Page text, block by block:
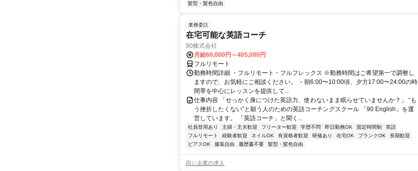
髪型・髪色自由
業務委託
在宅可能な英語コーチ
90株式会社
月給60,000円～405,000円
フルリモート
勤務時間詳細 ・フルリモート・フルフレックス ※勤務時間はご希望第一で調整し
ますので、お気軽にご相談ください。 ・朝6:00〜10:00頃、夕方17:00〜24:00の時
間帯を中心にレッスンを提供して...
仕事内容 「せっかく身につけた英語力、使わないまま眠らせていませんか？」 “も
う挫折したくない”と願う人のための英語コーチングスクール 「90 English」を運
営しています。 「英語コーチ」と聞く...
社員登用あり 主婦・主夫歓迎 フリーター歓迎 学歴不問 即日勤務OK 固定時間制
英語
フルリモート
経験者歓迎 ネイルOK 有資格者歓迎 研修あり 在宅OK ブランクOK
長期歓迎
ピアスOK
服装自由 履歴書不要 髪型・髪色自由
同じ企業の求人